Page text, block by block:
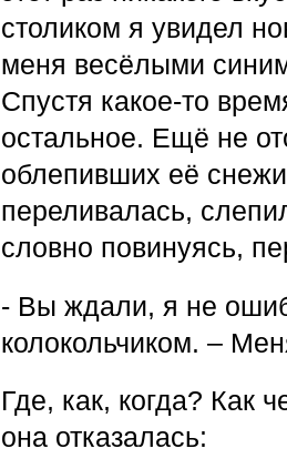
столиком я увидел
меня весёлыми
Спустя какое-то
остальное. Ещё не
облепивших её
переливалась,
словно повинуясь,
- Вы ждали, я не
колокольчиком. –
Где, как, когда? Как
она отказалась: